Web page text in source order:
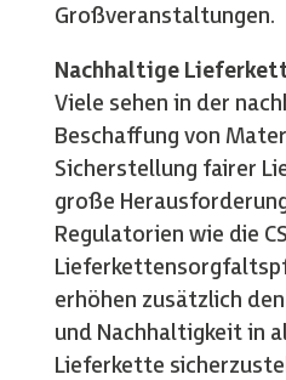
Großveranstaltungen.
Nachhaltige
Viele sehen in der
Beschaffung von
Sicherstellung fairer
große
Regulatorien wie die
erhöhen zusätzlich
und Nachhaltigkeit in
Lieferkette